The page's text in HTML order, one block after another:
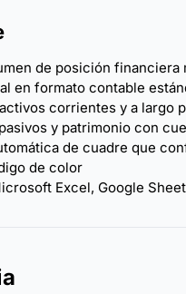
de posición
en formato contable
corrientes y a largo
y patrimonio con
de cuadre que
de color
Excel, Google